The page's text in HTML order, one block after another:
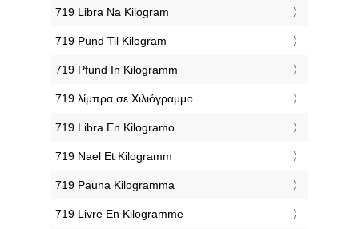
‎719 Libra Na Kilogram
‎719 Pund Til Kilogram
‎719 Pfund In Kilogramm
‎719 λίμπρα σε Χιλιόγραμμο
‎719 Libra En Kilogramo
‎719 Nael Et Kilogramm
‎719 Pauna Kilogramma
‎719 Livre En Kilogramme